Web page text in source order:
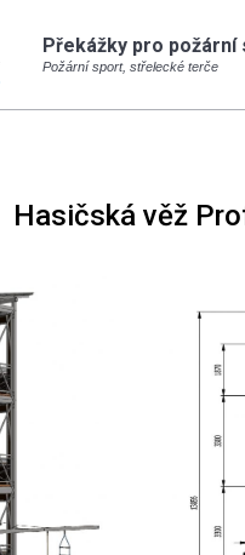
Překážky pro požární
Požární sport, střelecké terče
Hasičská věž
Překážky pro požární
Požární sport, střelecké terče